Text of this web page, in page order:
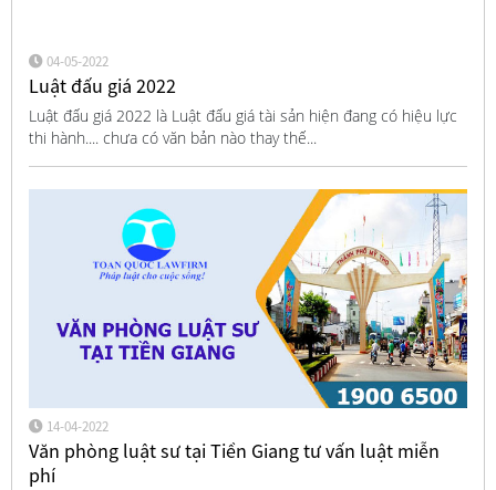
04-05-2022
Luật đấu giá 2022
Luật đấu giá 2022 là Luật đấu giá tài sản hiện đang có hiệu lực
thi hành.... chưa có văn bản nào thay thế...
14-04-2022
Văn phòng luật sư tại Tiền Giang tư vấn luật miễn
phí